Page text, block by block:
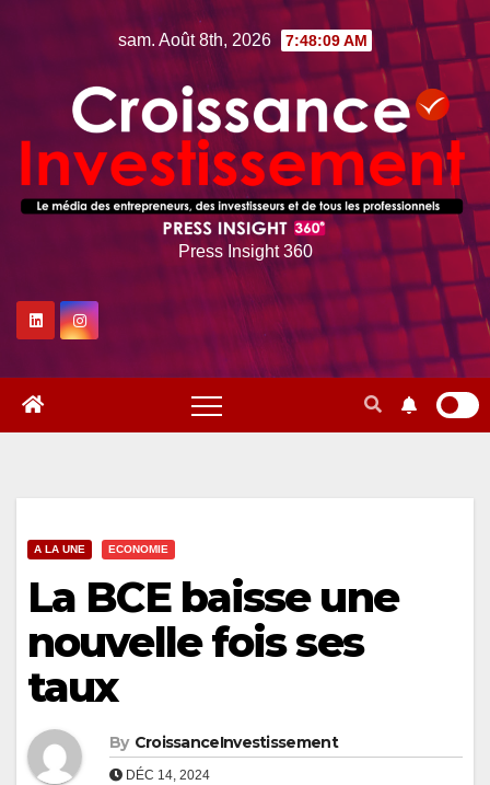
sam. Août 8th, 2026 7:48:10 AM
Press Insight 360
A LA UNE ECONOMIE
La BCE baisse une
nouvelle fois ses
taux
By CroissanceInvestissement
DÉC 14, 2024